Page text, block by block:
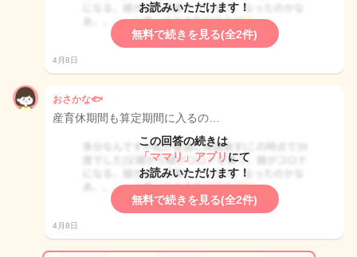
お読みいただけます！
無料で続きを見る(全2件)
4月8日
おさかな🐟
産育休期間も算定期間に入るの…
この回答の続きは
「ママリ」アプリ にて
お読みいただけます！
無料で続きを見る(全2件)
4月8日